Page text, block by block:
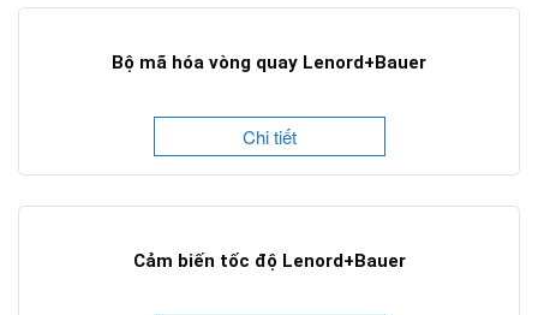
Bộ mã hóa vòng quay Lenord+Bauer
Chi tiết
Cảm biến tốc độ Lenord+Bauer